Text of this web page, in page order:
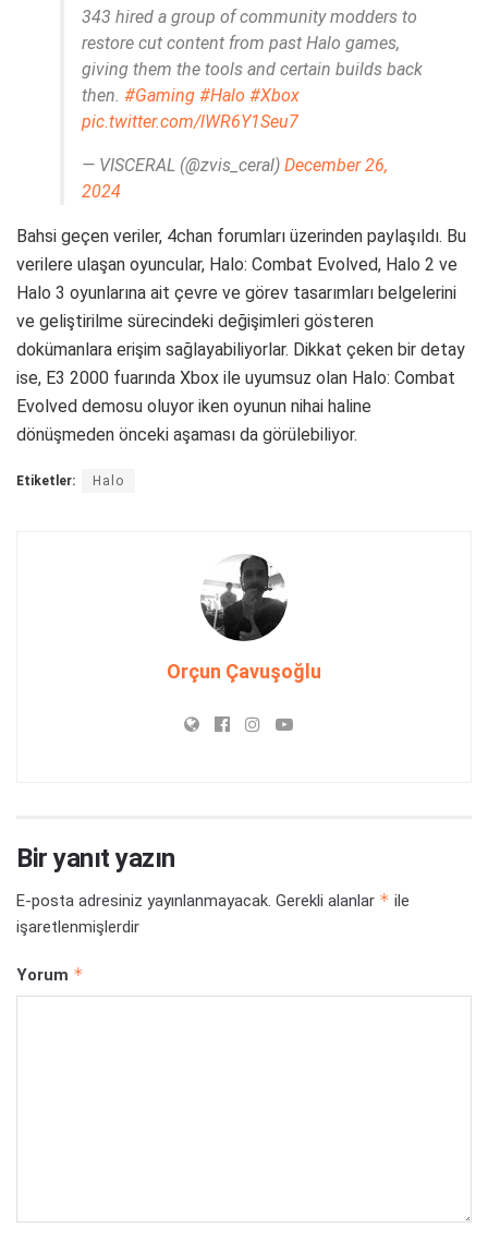
343 hired a group of community modders to
restore cut content from past Halo games,
giving them the tools and certain builds back
then. #Gaming #Halo #Xbox
pic.twitter.com/lWR6Y1Seu7
— VISCERAL (@zvis_ceral) December 26,
2024
Bahsi geçen veriler, 4chan forumları üzerinden paylaşıldı. Bu
verilere ulaşan oyuncular, Halo: Combat Evolved, Halo 2 ve
Halo 3 oyunlarına ait çevre ve görev tasarımları belgelerini
ve geliştirilme sürecindeki değişimleri gösteren
dokümanlara erişim sağlayabiliyorlar. Dikkat çeken bir detay
ise, E3 2000 fuarında Xbox ile uyumsuz olan Halo: Combat
Evolved demosu oluyor iken oyunun nihai haline
dönüşmeden önceki aşaması da görülebiliyor.
Etiketler: Halo
Orçun Çavuşoğlu
Bir yanıt yazın
E-posta adresiniz yayınlanmayacak. Gerekli alanlar * ile
işaretlenmişlerdir
Yorum *